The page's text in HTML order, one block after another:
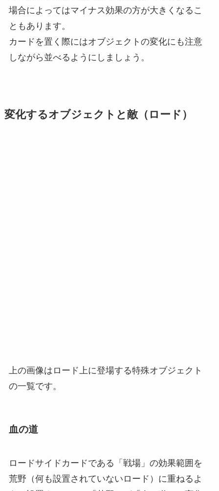
場合によってはマイナス効果の方が大きくなるこ
ともあります。
カードを置く際にはオブジェクトの変化にも注意
しながら並べるようにしましょう。
変化するオブジェクトと敵（ロード）
上の画像はロード上に登場する特殊オブジェクト
の一覧です。
血の道
ロードサイドカードである「戦場」の効果範囲を
荒野（何も設置されていないロード）に重ねるよ